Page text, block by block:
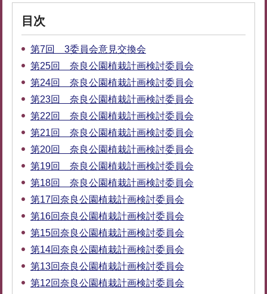
目次
第7回 3委員会意見交換会
第25回 奈良公園植栽計画検討委員会
第24回 奈良公園植栽計画検討委員会
第23回 奈良公園植栽計画検討委員会
第22回 奈良公園植栽計画検討委員会
第21回 奈良公園植栽計画検討委員会
第20回 奈良公園植栽計画検討委員会
第19回 奈良公園植栽計画検討委員会
第18回 奈良公園植栽計画検討委員会
第17回奈良公園植栽計画検討委員会
第16回奈良公園植栽計画検討委員会
第15回奈良公園植栽計画検討委員会
第14回奈良公園植栽計画検討委員会
第13回奈良公園植栽計画検討委員会
第12回奈良公園植栽計画検討委員会